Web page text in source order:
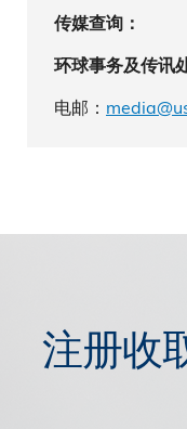
传媒查询：
环球事务及传讯
电邮：
注册收